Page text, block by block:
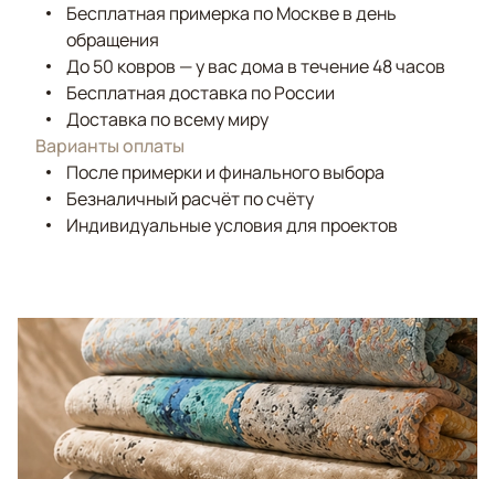
Бесплатная примерка по Москве в день
обращения
До 50 ковров — у вас дома в течение 48 часов
Бесплатная доставка по России
Доставка по всему миру
Варианты оплаты
После примерки и финального выбора
Безналичный расчёт по счёту
Индивидуальные условия для проектов